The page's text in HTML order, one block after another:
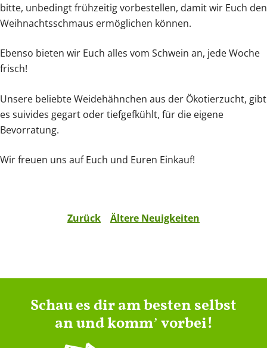
bitte, unbedingt frühzeitig vorbestellen, damit wir Euch den
Weihnachtsschmaus ermöglichen können.
Ebenso bieten wir Euch alles vom Schwein an, jede Woche
frisch!
Unsere beliebte Weidehähnchen aus der Ökotierzucht, gibt
es suivides gegart oder tiefgefkühlt, für die eigene
Bevorratung.
Wir freuen uns auf Euch und Euren Einkauf!
Zurück Ältere Neuigkeiten
Schau es dir am besten selbst
an und kommʼ vorbei!